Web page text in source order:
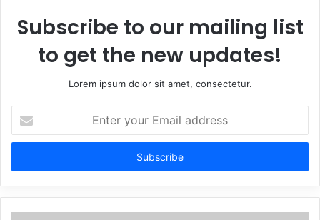
Subscribe to our mailing list
to get the new updates!
Lorem ipsum dolor sit amet, consectetur.
your
Email